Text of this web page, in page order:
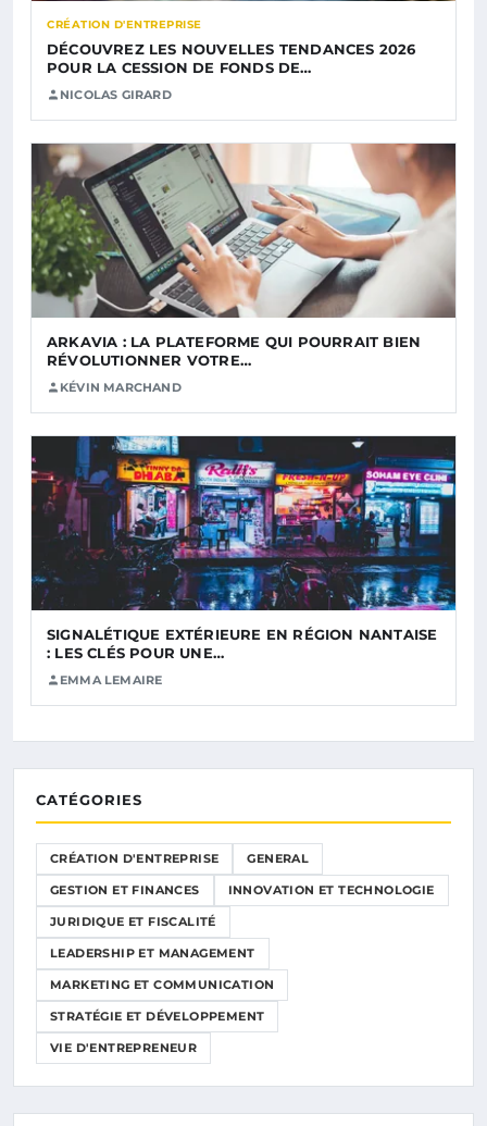
CRÉATION D'ENTREPRISE
DÉCOUVREZ LES NOUVELLES TENDANCES 2026
POUR LA CESSION DE FONDS DE…
NICOLAS GIRARD
ARKAVIA : LA PLATEFORME QUI POURRAIT BIEN
RÉVOLUTIONNER VOTRE…
KÉVIN MARCHAND
SIGNALÉTIQUE EXTÉRIEURE EN RÉGION NANTAISE
: LES CLÉS POUR UNE…
EMMA LEMAIRE
CATÉGORIES
CRÉATION D'ENTREPRISE GENERAL
GESTION ET FINANCES INNOVATION ET TECHNOLOGIE
JURIDIQUE ET FISCALITÉ
LEADERSHIP ET MANAGEMENT
MARKETING ET COMMUNICATION
STRATÉGIE ET DÉVELOPPEMENT
VIE D'ENTREPRENEUR